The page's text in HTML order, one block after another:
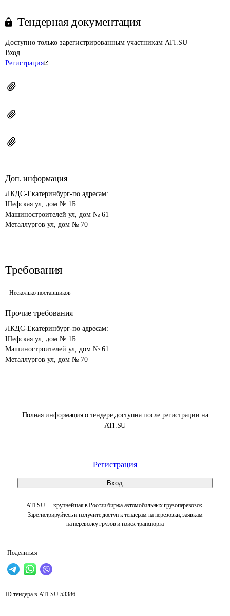
Полная информация о тендере доступна после регистрации на
ATI.SU
Регистрация
Вход
ATI.SU — крупнейшая в России биржа автомобильных грузоперевозок.
Зарегистрируйтесь и получите доступ к тендерам на перевозки, заявкам
на перевозку грузов и поиск транспорта
Поделиться
Тендерная документация
Доступно только зарегистрированным участникам ATI.SU
Вход
Регистрация
Доп. информация
ЛКДС-Екатеринбург-по адресам:
Шефская ул, дом № 1Б
Машиностроителей ул, дом № 61
Металлургов ул, дом № 70
Требования
Несколько поставщиков
Прочие требования
ЛКДС-Екатеринбург-по адресам:
Шефская ул, дом № 1Б
Машиностроителей ул, дом № 61
ID тендера в ATI.SU 53386